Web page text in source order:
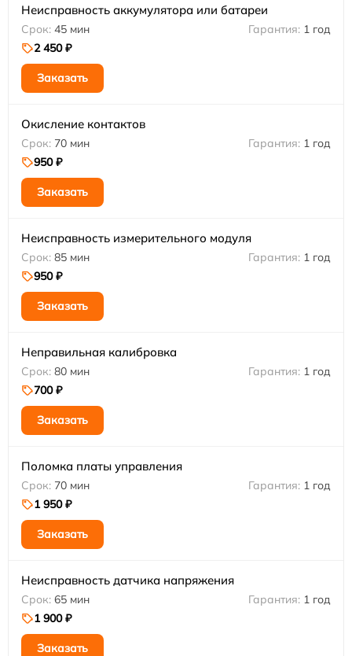
Неисправность аккумулятора или батареи
45 мин
1 год
2 450 ₽
Заказать
Окисление контактов
70 мин
1 год
950 ₽
Заказать
Неисправность измерительного модуля
85 мин
1 год
950 ₽
Заказать
Неправильная калибровка
80 мин
1 год
700 ₽
Заказать
Поломка платы управления
70 мин
1 год
1 950 ₽
Заказать
Неисправность датчика напряжения
65 мин
1 год
1 900 ₽
Заказать